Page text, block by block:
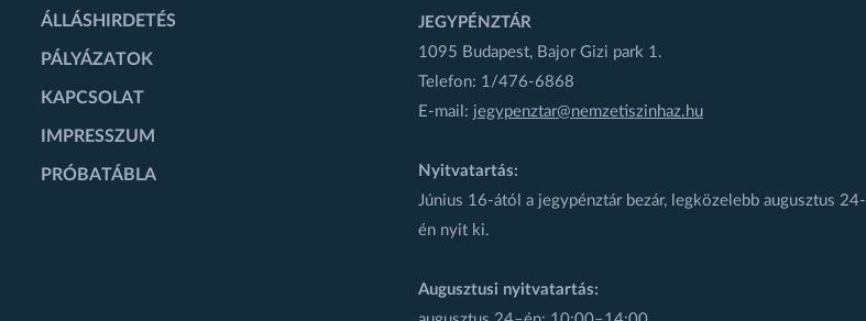
ÁLLÁSHIRDETÉS
PÁLYÁZATOK
KAPCSOLAT
IMPRESSZUM
PRÓBATÁBLA
JEGYPÉNZTÁR
1095 Budapest, Bajor Gizi park 1.
Telefon: 1/476-6868
E-mail: jegypenztar@nemzetiszinhaz.hu
Nyitvatartás:
Június 16-ától a jegypénztár bezár, legközelebb augusztus 24-
én nyit ki.
Augusztusi nyitvatartás: